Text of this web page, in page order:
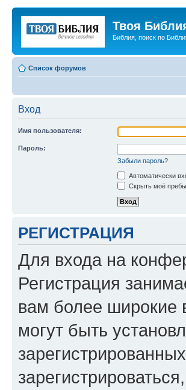
Твоя
Библия, поиск по
Список форумов
Вход
Имя пользователя:
Пароль:
Забыли пароль?
Автоматически
Скрыть моё
РЕГИСТРАЦИЯ
Для входа на
Регистрация
вам более широкие
могут быть